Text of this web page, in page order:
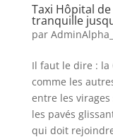
Taxi Hôpital
tranquille
par
Il faut le dire : la
comme les
entre les
les pavés
qui doit